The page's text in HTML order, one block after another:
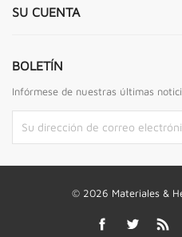
SU CUENTA
BOLETÍN
Infórmese de nuestras últimas
© 2026 Materiales &
Facebook Twitter